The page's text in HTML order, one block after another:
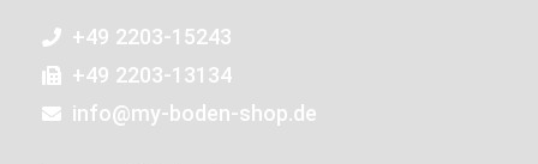
+49 2203-15243
+49 2203-13134
info@my-boden-shop.de